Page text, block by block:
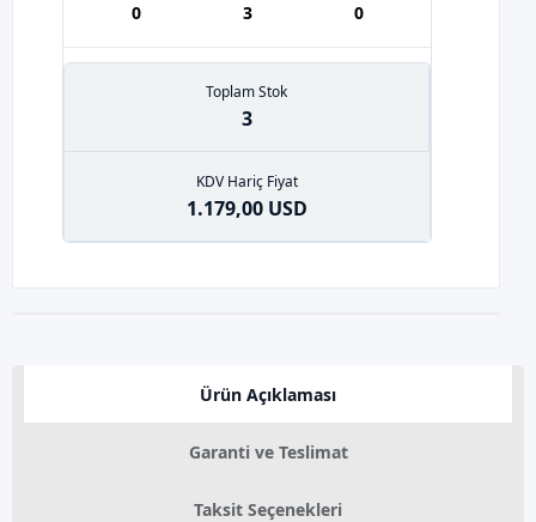
0 3 0
Toplam Stok
3
KDV Hariç Fiyat
1.179,00 USD
Ürün Açıklaması
Garanti ve Teslimat
Taksit Seçenekleri